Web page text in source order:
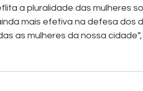
a pluralidade das mulheres
mais efetiva na defesa dos
as mulheres da nossa